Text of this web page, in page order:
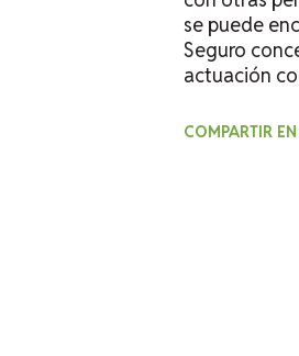
se puede
Seguro
actuación
COMPARTIR EN